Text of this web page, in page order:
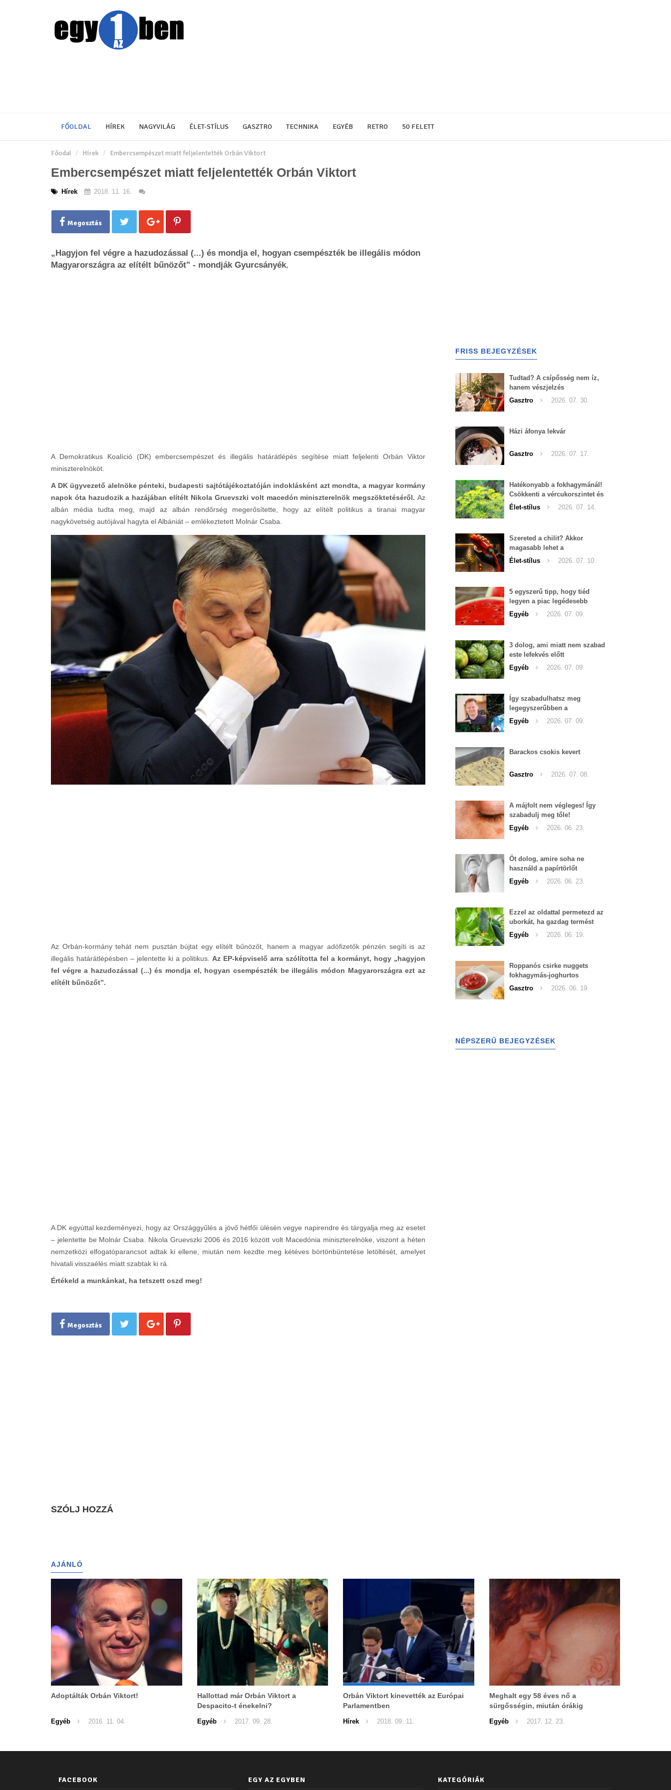
FŐOLDAL HÍREK NAGYVILÁG ÉLET-STÍLUS GASZTRO TECHNIKA EGYÉB RETRO 50 FELETT
Főodal Hírek Embercsempészet miatt feljelentették Orbán Viktort
Embercsempészet miatt feljelentették Orbán Viktort
Hírek 2018. 11. 16.
Megosztás
„Hagyjon fel végre a hazudozással (...) és mondja el, hogyan csempészték be illegális módon
Magyarországra az elítélt bűnözőt" - mondják Gyurcsányék.
A Demokratikus Koalíció (DK) embercsempészet és illegális határátlépés segítése miatt feljelenti Orbán Viktor
miniszterelnököt.
A DK ügyvezető alelnöke pénteki, budapesti sajtótájékoztatóján indoklásként azt mondta, a magyar kormány
napok óta hazudozik a hazájában elítélt Nikola Gruevszki volt macedón miniszterelnök megszöktetéséről. Az
albán média tudta meg, majd az albán rendőrség megerősítette, hogy az elítélt politikus
a tiranai magyar
nagykövetség autójával hagyta el Albániát – emlékeztetett Molnár Csaba.
Az Orbán-kormány tehát nem pusztán bújtat egy elítélt bűnözőt, hanem a magyar adófizetők pénzén segíti is az
illegális határátlépésben – jelentette ki a politikus. Az EP-képviselő arra szólította fel a kormányt, hogy „hagyjon
fel végre a hazudozással (...) és mondja el, hogyan csempészték be illegális módon Magyarországra ezt az
elítélt bűnözőt”.
A DK egyúttal kezdeményezi, hogy az Országgyűlés a jövő hétfői ülésén vegye napirendre és tárgyalja meg az esetet
– jelentette be Molnár Csaba. Nikola Gruevszki 2006 és 2016 között volt Macedónia miniszterelnöke, viszont a héten
nemzetközi elfogatóparancsot adtak ki ellene, miután nem kezdte meg kétéves börtönbüntetése letöltését, amelyet
hivatali visszaélés miatt szabtak ki rá.
Értékeld a munkánkat, ha tetszett oszd meg!
Megosztás
SZÓLJ HOZZÁ
FRISS BEJEGYZÉSEK
Tudtad? A csípősség nem íz,
hanem vészjelzés
Gasztro
2026. 07. 30.
Házi áfonya lekvár
Gasztro 2026. 07. 17.
Hatékonyabb a fokhagymánál!
Csökkenti a vércukorszintet és
a magas vérnyomást is!
Élet-stílus 2026. 07. 14.
Szereted a chilit? Akkor
magasabb lehet a
tesztoszteron-szinted
Élet-stílus 2026. 07. 10.
5 egyszerű tipp, hogy tiéd
legyen a piac legédesebb
görögdinnyéje
Egyéb 2026. 07. 09.
3 dolog, ami miatt nem szabad
este lefekvés előtt
görögdinnyét enni
Egyéb 2026. 07. 09.
Így szabadulhatsz meg
legegyszerűbben a
pucércsigáktól
Egyéb 2026. 07. 09.
Barackos csokis kevert
Gasztro 2026. 07. 08.
A májfolt nem végleges! Így
szabadulj meg tőle!
Egyéb
2026. 06. 23.
Öt dolog, amire soha ne
használd a papírtörlőt
Egyéb
2026. 06. 23.
Ezzel az oldattal permetezd az
uborkát, ha gazdag termést
szeretnél begyűjteni
Egyéb 2026. 06. 19.
Roppanós csirke nuggets
fokhagymás-joghurtos
szósszal
Gasztro 2026. 06. 19.
NÉPSZERŰ BEJEGYZÉSEK
AJÁNLÓ
Adoptálták Orbán Viktort!
Egyéb 2016. 11. 04.
Hallottad már Orbán Viktort a
Despacito-t énekelni?
Egyéb 2017. 09. 28.
Orbán Viktort kinevették az Európai
Parlamentben
Hírek 2018. 09. 11.
Meghalt egy 58 éves nő a
sürgősségin, miután órákig
feljelentették
Egyéb 2017. 12. 23.
FACEBOOK EGY AZ EGYBEN KATEGÓRIÁK